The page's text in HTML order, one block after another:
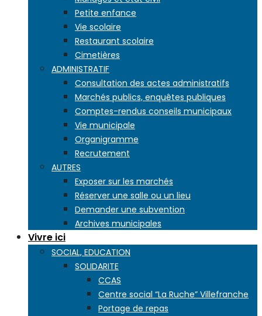
Petite enfance
Vie scolaire
Restaurant scolaire
Cimetières
ADMINISTRATIF
Consultation des actes administratifs
Marchés publics, enquêtes publiques
Comptes-rendus conseils municipaux
Vie municipale
Organigramme
Recrutement
AUTRES
Exposer sur les marchés
Réserver une salle ou un lieu
Demander une subvention
Archives municipales
Vivre ici
SOCIAL, EDUCATION
SOLIDARITE
CCAS
Centre social “La Ruche” Villefranche
Portage de repas